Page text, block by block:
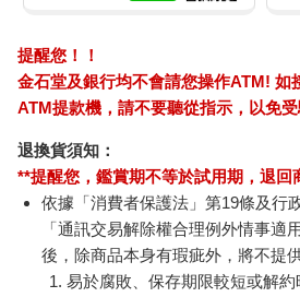
提醒您！！
金石堂及銀行均不會請您操作ATM! 如
ATM提款機，請不要聽從指示，以免受
退換貨須知：
**提醒您，鑑賞期不等於試用期，退回
依據「消費者保護法」第19條及行
「通訊交易解除權合理例外情事適
後，除商品本身有瑕疵外，將不提
易於腐敗、保存期限較短或解